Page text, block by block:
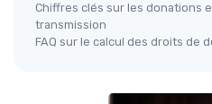
Chiffres clés sur les donations
transmission
FAQ sur le calcul des droits de